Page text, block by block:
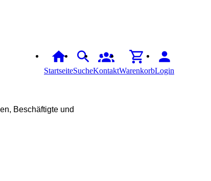
StartseiteSucheKontaktWarenkorbLogin
Beschäftigte und